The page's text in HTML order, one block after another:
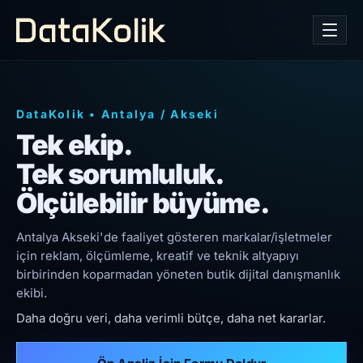
DataKolik • Antalya /Akseki
Tek ekip.
Tek sorumluluk.
Ölçülebilir büyüme.
Antalya Akseki'de faaliyet gösteren markalar/işletmeler
için reklam, ölçümleme, kreatif ve teknik altyapıyı
birbirinden koparmadan yöneten butik dijital danışmanlık
ekibi.
Daha doğru veri, daha verimli bütçe, daha net kararlar.